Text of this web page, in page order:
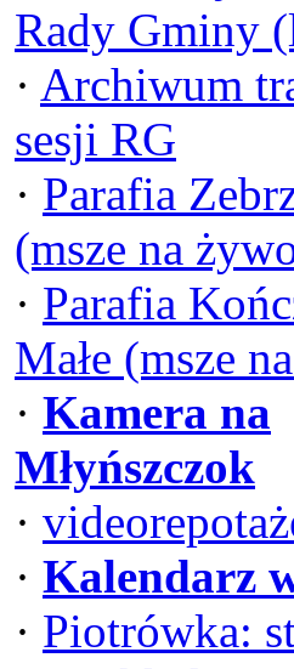
Rady Gminy
· Archiwum
sesji RG
· Parafia
(msze na
· Parafia
Małe (msze
· Kamera na
Młyńszczok
·
· Kalendarz
· Piotrówka: